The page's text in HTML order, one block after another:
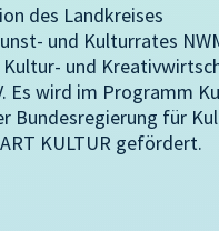
des Landkreises
und Kulturrates
Kultur- und
Es wird im Programm
Bundesregierung für
KULTUR gefördert.